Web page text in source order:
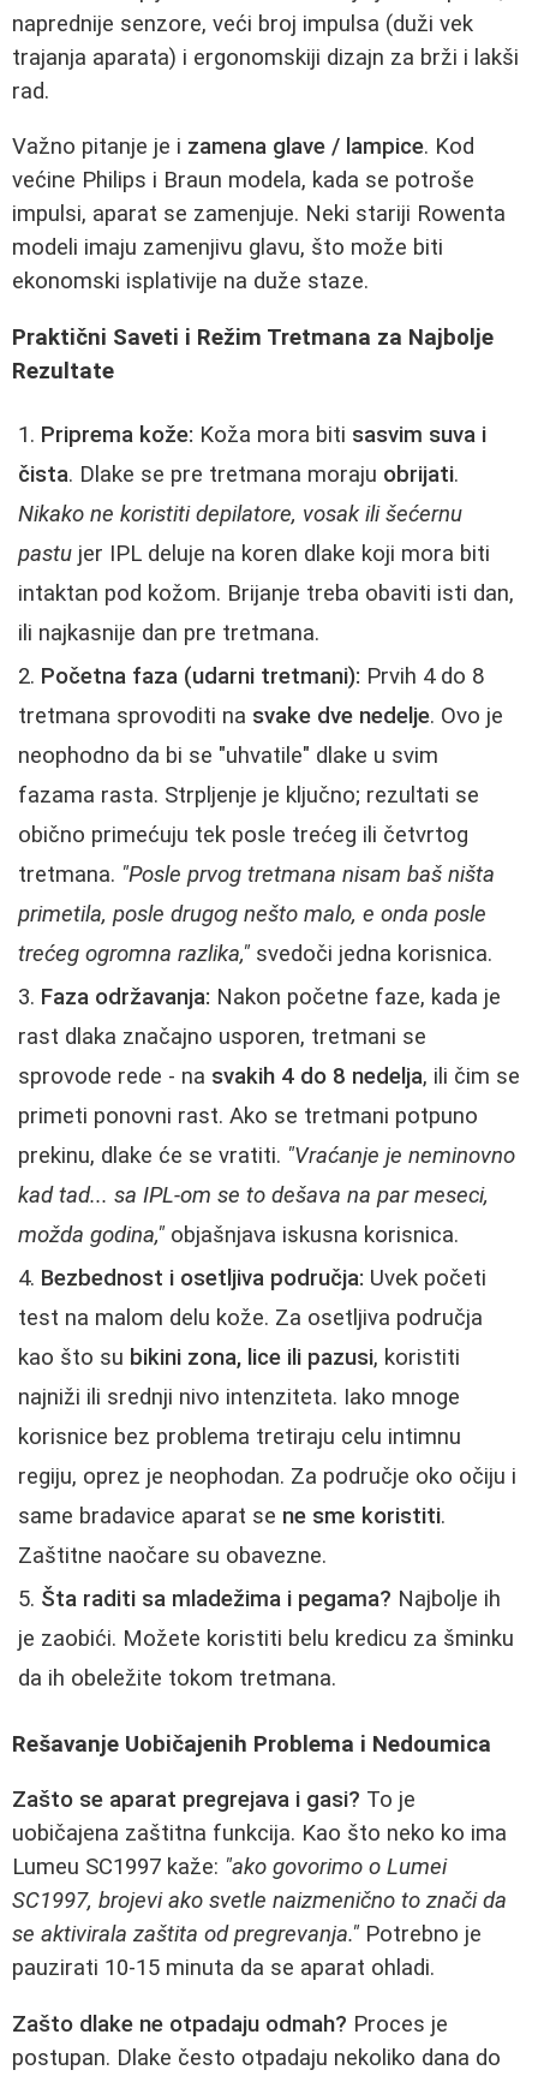
naprednije senzore, veći broj impulsa (duži vek
trajanja aparata) i ergonomskiji dizajn za brži i lakši
rad.
Važno pitanje je i zamena glave / lampice. Kod
većine Philips i Braun modela, kada se potroše
impulsi, aparat se zamenjuje. Neki stariji Rowenta
modeli imaju zamenjivu glavu, što može biti
ekonomski isplativije na duže staze.
Praktični Saveti i Režim Tretmana za Najbolje
Rezultate
Priprema kože: Koža mora biti sasvim suva i
čista. Dlake se pre tretmana moraju obrijati.
Nikako ne koristiti depilatore, vosak ili šećernu
pastu jer IPL deluje na koren dlake koji mora biti
intaktan pod kožom. Brijanje treba obaviti isti dan,
ili najkasnije dan pre tretmana.
Početna faza (udarni tretmani): Prvih 4 do 8
tretmana sprovoditi na svake dve nedelje. Ovo je
neophodno da bi se "uhvatile" dlake u svim
fazama rasta. Strpljenje je ključno; rezultati se
obično primećuju tek posle trećeg ili četvrtog
tretmana. "Posle prvog tretmana nisam baš ništa
primetila, posle drugog nešto malo, e onda posle
trećeg ogromna razlika," svedoči jedna korisnica.
Faza održavanja: Nakon početne faze, kada je
rast dlaka značajno usporen, tretmani se
sprovode rede - na svakih 4 do 8 nedelja, ili čim se
primeti ponovni rast. Ako se tretmani potpuno
prekinu, dlake će se vratiti. "Vraćanje je neminovno
kad tad... sa IPL-om se to dešava na par meseci,
možda godina," objašnjava iskusna korisnica.
Bezbednost i osetljiva područja: Uvek početi
test na malom delu kože. Za osetljiva područja
kao što su bikini zona, lice ili pazusi, koristiti
najniži ili srednji nivo intenziteta. Iako mnoge
korisnice bez problema tretiraju celu intimnu
regiju, oprez je neophodan. Za područje oko očiju i
same bradavice aparat se ne sme koristiti.
Zaštitne naočare su obavezne.
Šta raditi sa mladežima i pegama? Najbolje ih
je zaobići. Možete koristiti belu kredicu za šminku
da ih obeležite tokom tretmana.
Rešavanje Uobičajenih Problema i Nedoumica
Zašto se aparat pregrejava i gasi? To je
uobičajena zaštitna funkcija. Kao što neko ko ima
Lumeu SC1997 kaže: "ako govorimo o Lumei
SC1997, brojevi ako svetle naizmenično to znači da
se aktivirala zaštita od pregrevanja." Potrebno je
pauzirati 10-15 minuta da se aparat ohladi.
Zašto dlake ne otpadaju odmah? Proces je
postupan. Dlake često otpadaju nekoliko dana do